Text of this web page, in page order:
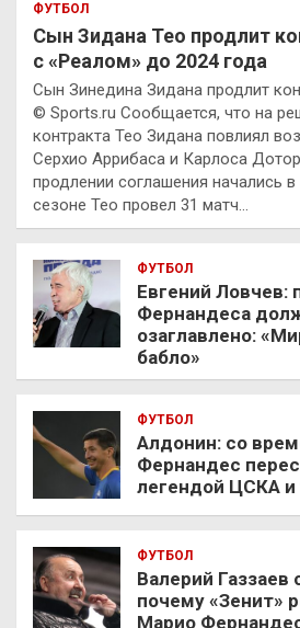
ФУТБОЛ
Сын Зидана Тео продлит
с «Реалом» до 2024 года
Сын Зинедина Зидана продлит
© Sports.ru Сообщается, что на
контракта Тео Зидана повлиял
Серхио Аррибаса и Карлоса
продлении соглашения начались
сезоне Тео провел 31 матч…
ФУТБОЛ
Евгений Ловчев:
Фернандеса
озаглавлено:
бабло»
ФУТБОЛ
Алдонин: со
Фернандес
легендой ЦСКА и
ФУТБОЛ
Валерий Газзаев
почему «Зенит»
Марио